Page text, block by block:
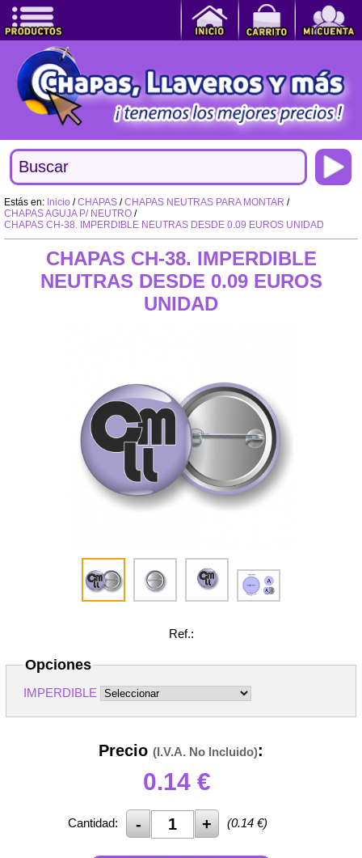
Estás en: Inicio /CHAPAS /CHAPAS NEUTRAS PARA MONTAR /
CHAPAS AGUJA P/ NEUTRO /
CHAPAS CH-38. IMPERDIBLE NEUTRAS DESDE 0.09 EUROS UNIDAD
CHAPAS CH-38. IMPERDIBLE
NEUTRAS DESDE 0.09 EUROS
UNIDAD
Ref.:
Opciones
IMPERDIBLE
Precio (I.V.A. No Incluido):
0.14 €
Cantidad: (0.14 €)